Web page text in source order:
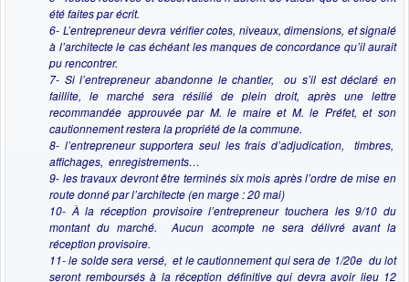
été faites par écrit.
6- L’entrepreneur devra vérifier cotes, niveaux, dimensions, et signalé
à l’architecte le cas échéant les manques de concordance qu’il aurait
pu rencontrer.
7- Si l’entrepreneur abandonne le chantier, ou s’il est déclaré en
faillite, le marché sera résilié de plein droit, après une lettre
recommandée approuvée par M. le maire et M. le Préfet, et son
cautionnement restera la propriété de la commune.
8- l’entrepreneur supportera seul les frais d’adjudication, timbres,
affichages, enregistrements…
9- les travaux devront être terminés six mois après l’ordre de mise en
route donné par l’architecte (en marge : 20 mai)
10- À la réception provisoire l’entrepreneur touchera les 9/10 du
montant du marché. Aucun acompte ne sera délivré avant la
réception provisoire.
11- le solde sera versé, et le cautionnement qui sera de 1/20e du lot
seront remboursés à la réception définitive qui devra avoir lieu 12